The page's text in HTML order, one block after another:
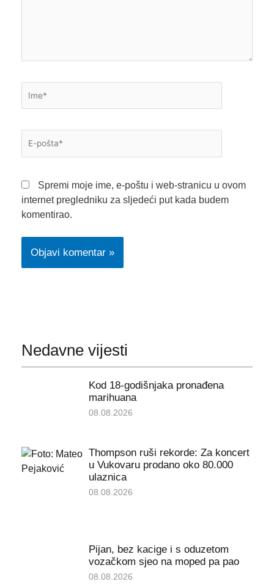
pošta*
Spremi moje ime, e-poštu i web-stranicu u ovom
internet pregledniku za sljedeći put kada budem
komentirao.
Nedavne vijesti
Kod 18-godišnjaka pronađena
marihuana
08.08.2026
Thompson ruši rekorde: Za koncert
u Vukovaru prodano oko 80.000
ulaznica
08.08.2026
Pijan, bez kacige i s oduzetom
vozačkom sjeo na moped pa pao
08.08.2026